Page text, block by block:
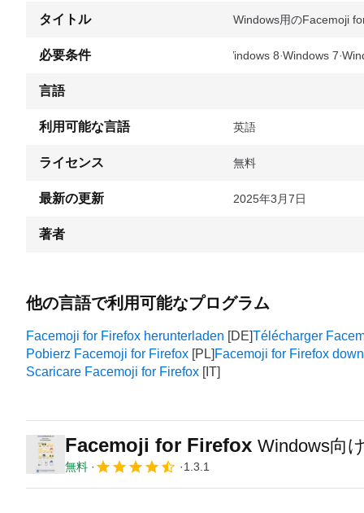
タイトル Windows用のFacemoji
必要条件 Windows 8 Windows 7
言語
利用可能な言語 英語
ライセンス 無料
最新の更新 2025年3月7日
著者
他の言語で利用可能なプログラム
Facemoji for Firefox herunterladen
Télécharger
Pobierz Facemoji for Firefox
Facemoji for Firefox
Scaricare Facemoji for Firefox
Facemoji for Firefox Windows向
無料 1.3.1